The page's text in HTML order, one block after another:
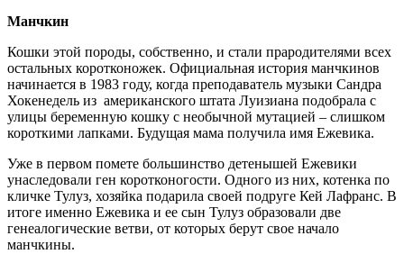
Манчкин
Кошки этой породы, собственно, и стали прародителями всех
остальных коротконожек. Официальная история манчкинов
начинается в 1983 году, когда преподаватель музыки Сандра
Хокенедель из американского штата Луизиана подобрала с
улицы беременную кошку с необычной мутацией – слишком
короткими лапками. Будущая мама получила имя Ежевика.
Уже в первом помете большинство детенышей Ежевики
унаследовали ген коротконогости. Одного из них, котенка по
кличке Тулуз, хозяйка подарила своей подруге Кей Лафранс. В
итоге именно Ежевика и ее сын Тулуз образовали две
генеалогические ветви, от которых берут свое начало
манчкины.